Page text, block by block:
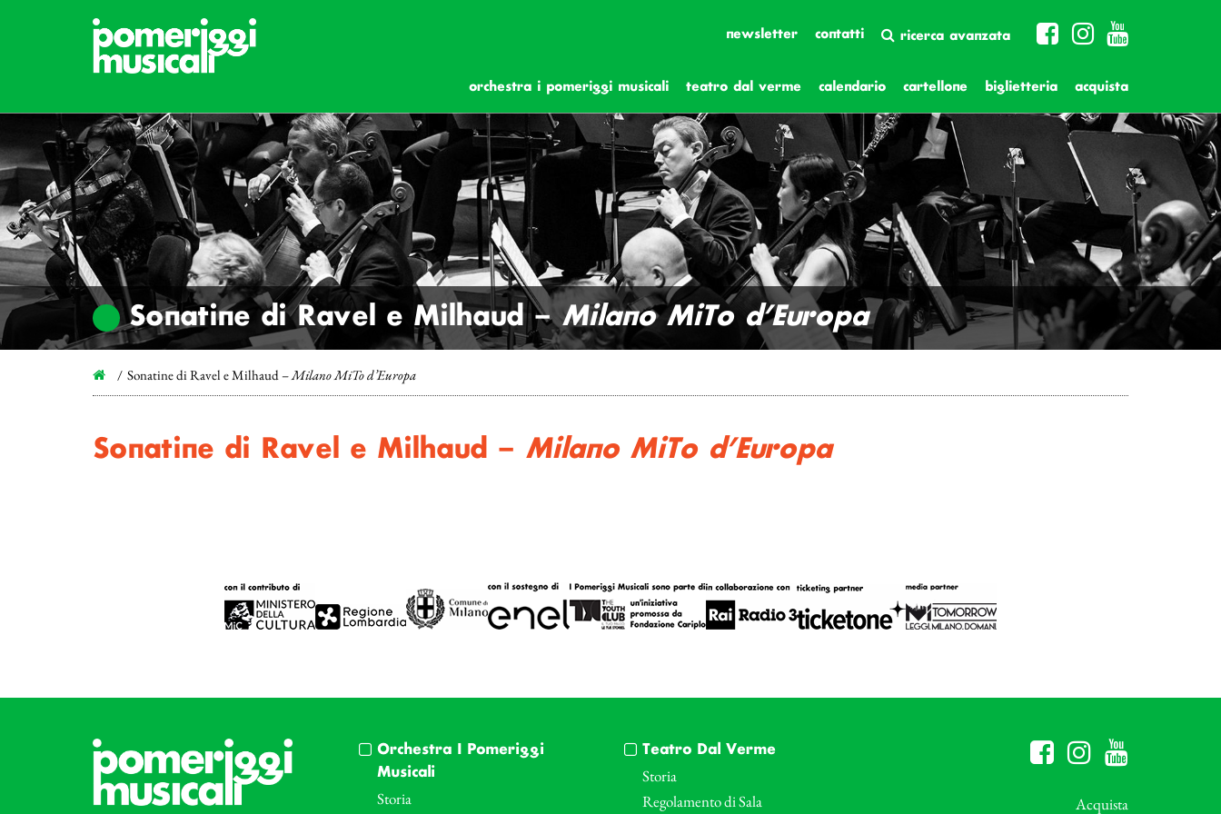
newsletter contatti ricerca avanzata
orchestra i pomeriggi musicali teatro dal verme calendario cartellone biglietteria acquista
Sonatine di Ravel e Milhaud –Milano MiTo d’Europa
Sonatine di Ravel e Milhaud –Milano MiTo d’Europa
Sonatine di Ravel e Milhaud – Milano MiTo d’Europa
Orchestra I Pomeriggi
Musicali
Storia
Teatro Dal Verme
Storia
Regolamento di Sala
Acquista